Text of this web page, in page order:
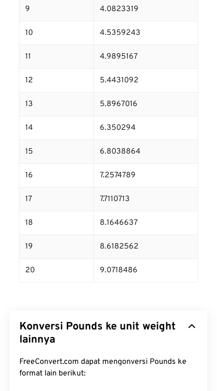
9 4.0823319
10 4.5359243
11 4.9895167
12 5.4431092
13 5.8967016
14 6.350294
15 6.8038864
16 7.2574789
17 7.7110713
18 8.1646637
19 8.6182562
20 9.0718486
Konversi Pounds ke unit weight
lainnya
FreeConvert.com dapat mengonversi Pounds ke
format lain berikut: